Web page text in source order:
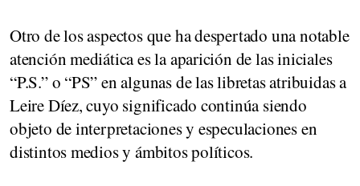
Otro de los aspectos que ha despertado una notable
atención mediática es la aparición de las iniciales
“P.S.” o “PS” en algunas de las libretas atribuidas a
Leire Díez, cuyo significado continúa siendo
objeto de interpretaciones y especulaciones en
distintos medios y ámbitos políticos.